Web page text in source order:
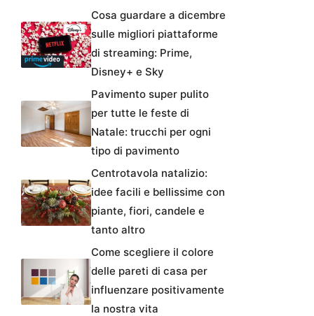
Cosa guardare a dicembre
sulle migliori piattaforme
di streaming: Prime,
Disney+ e Sky
Pavimento super pulito
per tutte le feste di
Natale: trucchi per ogni
tipo di pavimento
Centrotavola natalizio:
idee facili e bellissime con
piante, fiori, candele e
tanto altro
Come scegliere il colore
delle pareti di casa per
influenzare positivamente
la nostra vita